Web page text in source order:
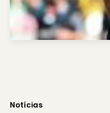
Notícias